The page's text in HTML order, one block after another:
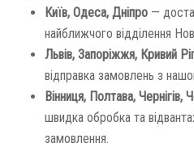
Київ, Одеса, Дніпро —
найближчого відділення
Львів, Запоріжжя, Кривий
відправка замовлень з
Вінниця, Полтава,
швидка обробка та
замовлення.